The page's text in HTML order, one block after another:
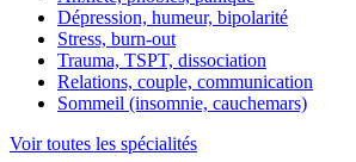
Dépression, humeur, bipolarité
Stress, burn-out
Trauma, TSPT, dissociation
Relations, couple, communication
Sommeil (insomnie, cauchemars)
Voir toutes les spécialités